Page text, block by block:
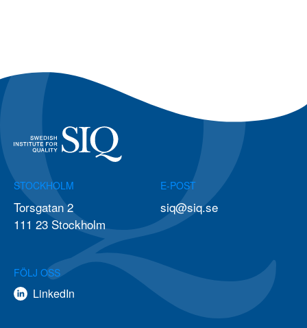
STOCKHOLM
Torsgatan 2
111 23 Stockholm
E-POST
siq@siq.se
FÖLJ OSS
LinkedIn